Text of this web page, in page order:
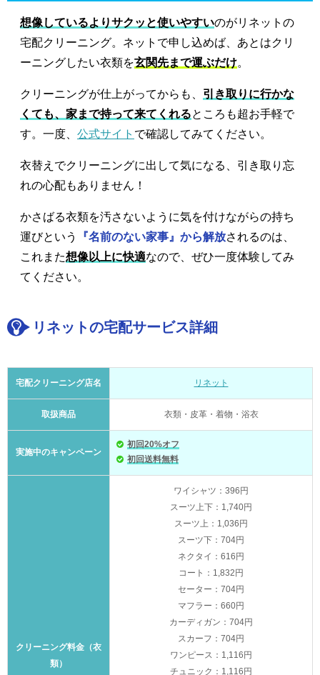
想像しているよりサクッと使いやすいのがリネットの
宅配クリーニング。ネットで申し込めば、あとはクリ
ーニングしたい衣類を玄関先まで運ぶだけ。
クリーニングが仕上がってからも、 引き取りに行かな
くても、家まで持って来てくれるところも超お手軽で
す。一度、 公式サイト で確認してみてください。
衣替えでクリーニングに出して気になる、引き取り忘
れの心配もありません！
かさばる衣類を汚さないように気を付けながらの持ち
運びという
『名前のない家事』から解放されるのは、
これまた想像以上に快適なので、ぜひ一度体験してみ
てください。
リネットの宅配サービス詳細
宅配クリーニング店名 リネット
取扱商品 衣類・皮革・着物・浴衣
実施中のキャンペーン
初回20%オフ
初回送料無料
クリーニング料金（衣
類）
ワイシャツ：396円
スーツ上下：1,740円
スーツ上：1,036円
スーツ下：704円
ネクタイ：616円
コート：1,832円
セーター：704円
マフラー：660円
カーディガン：704円
スカーフ：704円
ワンピース：1,116円
チュニック：1,116円